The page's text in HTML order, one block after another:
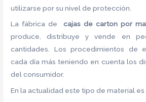
utilizarse por su nivel de protección.
La fábrica decajas de carton por
produce, distribuye y vende en
cantidades. Los procedimientos de
cada día más teniendo en cuenta los
del consumidor.
En la actualidad este tipo de material